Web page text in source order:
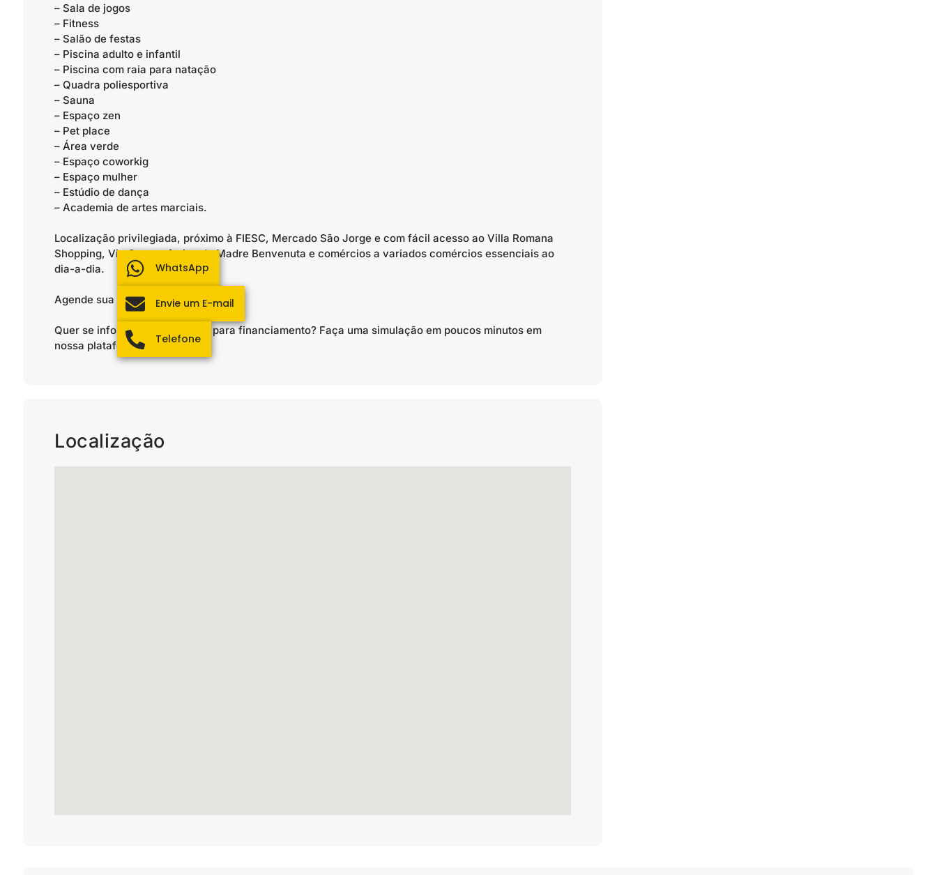
– Sala de jogos
– Fitness
– Salão de festas
– Piscina adulto e infantil
– Piscina com raia para natação
– Quadra poliesportiva
– Sauna
– Espaço zen
– Pet place
– Área verde
– Espaço coworkig
– Espaço mulher
– Estúdio de dança
– Academia de artes marciais.
Localização privilegiada, próximo à FIESC, Mercado São Jorge e com fácil acesso ao Villa Romana
Shopping, Via Gastronômica da Madre Benvenuta e comércios a variados comércios essenciais ao
dia-a-dia.
Agende sua visita!
Quer se informar sobre crédito para financiamento? Faça uma simulação em poucos minutos em
nossa plataforma!
Localização
WhatsApp
Envie um E-mail
Telefone